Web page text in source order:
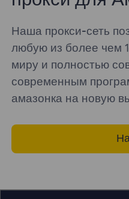
Наша прокси-сеть
любую из более чем
миру и полностью
современным
амазонка на новую